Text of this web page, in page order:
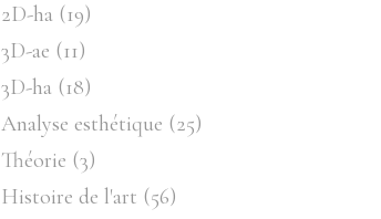
2D-ha (19)
3D-ae (11)
3D-ha (18)
Analyse esthétique (25)
Théorie (3)
Histoire de l'art (56)